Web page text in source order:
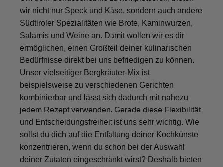
wir nicht nur Speck und Käse, sondern auch andere
Südtiroler Spezialitäten wie Brote, Kaminwurzen,
Salamis und Weine an. Damit wollen wir es dir
ermöglichen, einen Großteil deiner kulinarischen
Bedürfnisse direkt bei uns befriedigen zu können.
Unser vielseitiger Bergkräuter-Mix ist
beispielsweise zu verschiedenen Gerichten
kombinierbar und lässt sich dadurch mit nahezu
jedem Rezept verwenden. Gerade diese Flexibilität
und Entscheidungsfreiheit ist uns sehr wichtig. Wie
sollst du dich auf die Entfaltung deiner Kochkünste
konzentrieren, wenn du schon bei der Auswahl
deiner Zutaten eingeschränkt wirst? Deshalb bieten